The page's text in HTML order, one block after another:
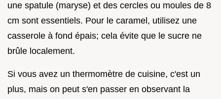
une spatule (maryse) et des cercles ou moules de 8
cm sont essentiels. Pour le caramel, utilisez une
casserole à fond épais; cela évite que le sucre ne
brûle localement.
Si vous avez un thermomètre de cuisine, c'est un
plus, mais on peut s'en passer en observant la